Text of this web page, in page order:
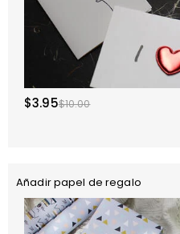
$3.95$10.00
Añadir papel de regalo